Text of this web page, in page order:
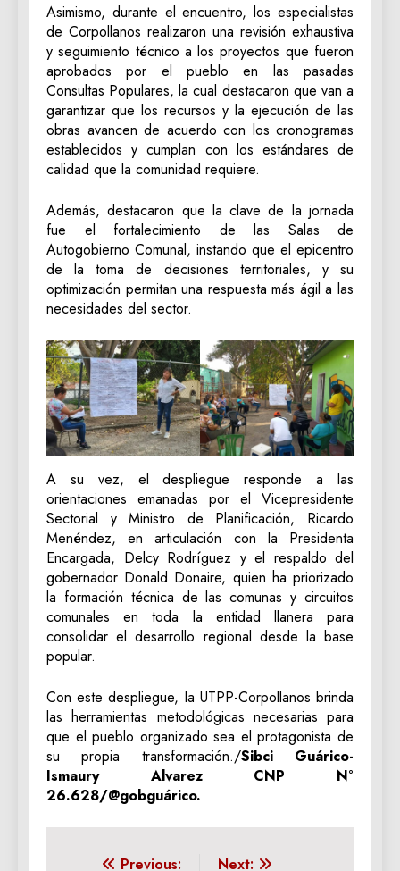
Asimismo, durante el encuentro, los especialistas
de Corpollanos realizaron una revisión exhaustiva
y seguimiento técnico a los proyectos que fueron
aprobados por el pueblo en las pasadas
Consultas Populares, la cual destacaron que van a
garantizar que los recursos y la ejecución de las
obras avancen de acuerdo con los cronogramas
establecidos y cumplan con los estándares de
calidad que la comunidad requiere.
Además, destacaron que la clave de la jornada
fue el fortalecimiento de las Salas de
Autogobierno Comunal, instando que el epicentro
de la toma de decisiones territoriales, y su
optimización permitan una respuesta más ágil a las
necesidades del sector.
A su vez, el despliegue responde a las
orientaciones emanadas por el Vicepresidente
Sectorial y Ministro de Planificación, Ricardo
Menéndez, en articulación con la Presidenta
Encargada, Delcy Rodríguez y el respaldo del
gobernador Donald Donaire, quien ha priorizado
la formación técnica de las comunas y circuitos
comunales en toda la entidad llanera para
consolidar el desarrollo regional desde la base
popular.
Con este despliegue, la UTPP-Corpollanos brinda
las herramientas metodológicas necesarias para
que el pueblo organizado sea el protagonista de
su propia transformación./Sibci Guárico-
Ismaury Alvarez CNP N°
26.628/@gobguárico.
Previous:
Next: